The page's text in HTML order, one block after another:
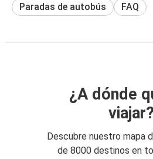
Paradas de autobús FAQ
¿A dónde
viajar?
Descubre nuestro mapa
de 8000 destinos en